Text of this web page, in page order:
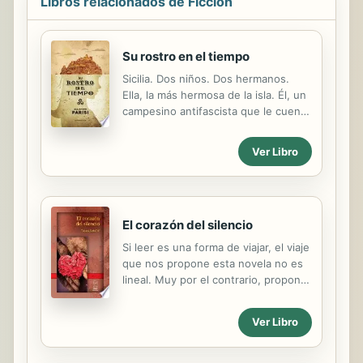
Su rostro en el tiempo
Sicilia. Dos niños. Dos hermanos.
Ella, la más hermosa de la isla. Él, un
campesino antifascista que le cuenta
que se extiende hacia el horizonte,
al final de la calle. Cuando crecen,
eso que había comenzado como un
Ver Libro
El corazón del silencio
Si leer es una forma de viajar, el viaje
que nos propone esta novela no es
lineal. Muy por el contrario, propone
historia naciente de un país que se
asemeja mucho a Chile, pero que no
está demasiado lejos de casi ningún
Ver Libro